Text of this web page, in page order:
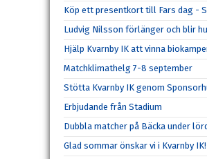
Köp ett presentkort till Fars dag -
Ludvig Nilsson förlänger och blir
Hjälp Kvarnby IK att vinna
Matchklimathelg 7-8 september
Stötta Kvarnby IK genom
Erbjudande från Stadium
Dubbla matcher på Bäcka under
Glad sommar önskar vi i Kvarnby IK!